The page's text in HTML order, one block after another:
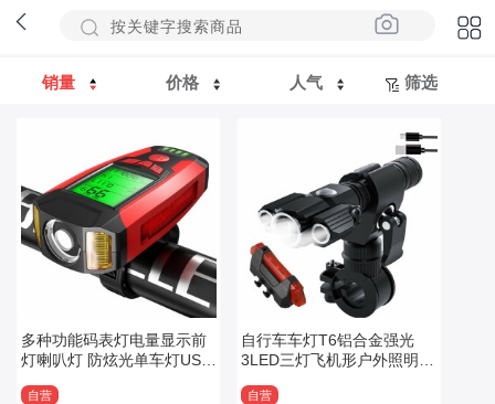
销量 价格 人气 筛选
多种功能码表灯电量显示前
灯喇叭灯 防炫光单车灯USB
自营
自行车车灯T6铝合金强光
3LED三灯飞机形户外照明夜
自营